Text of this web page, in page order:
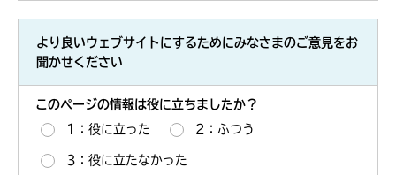
より良いウェブサイトにするためにみなさまのご意見をお
聞かせください
このページの情報は役に立ちましたか？
1：役に立った 2：ふつう
3：役に立たなかった